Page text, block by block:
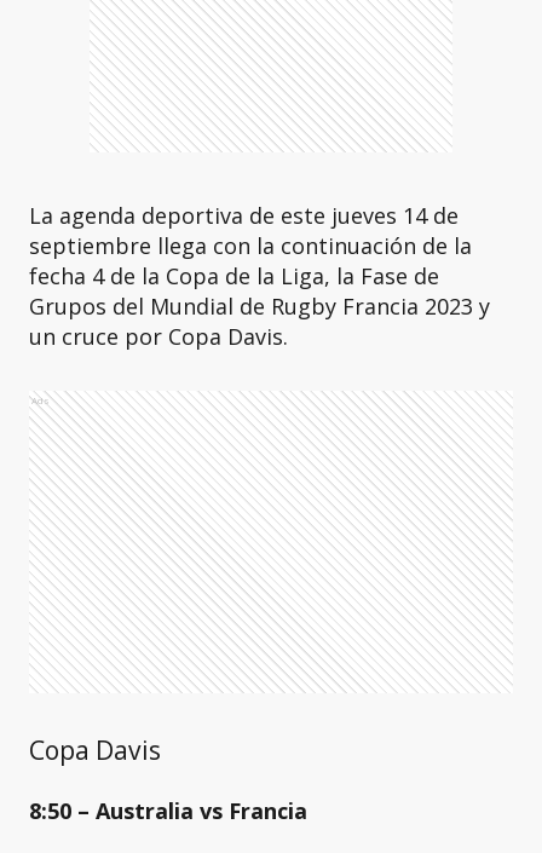
La agenda deportiva de este jueves 14 de
septiembre llega con la continuación de la
fecha 4 de la Copa de la Liga, la Fase de
Grupos del Mundial de Rugby Francia 2023 y
un cruce por Copa Davis.
Ads
Copa Davis
8:50 – Australia vs Francia